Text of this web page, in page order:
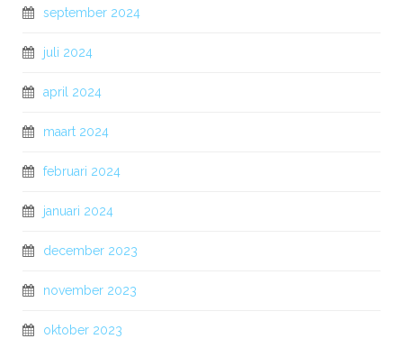
september 2024
juli 2024
april 2024
maart 2024
februari 2024
januari 2024
december 2023
november 2023
oktober 2023